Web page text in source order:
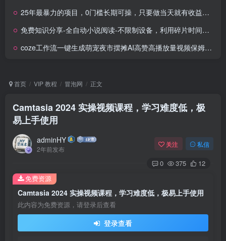
25年最暴力的项目，0门槛长期可操，只要做当天就有收益，无脑轻松日入多张
免费知识分享-全自动小说阅读-不限制设备，利用碎片时间，轻松日入500+
coze工作流一键生成萌宠夜市摆摊AI高赞高播放量视频保姆级拆解教程
首页 VIP 教程 冒泡网 正文
Camtasia 2024 实操视频课程，学习难度低，极
易上手使用
adminHY
2年前发布
关注 私信
0 375 12
Camtasia 2024 实操视频课程，学习难度低，极易上手使用
此内容为免费资源，请登录后查看
登录查看
免费资源